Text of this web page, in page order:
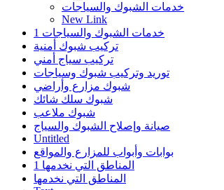
خدمات الشبوك والسياجات
New Link
خدمات الشبوك والسياجات 1
تركيب شبوك أمنية
تركيب سياج أمني
توريد وتركيب شبوك وسياجات
شبوك مزارع وأراضي
شبوك سلك شائك
شبوك ملاعب
صيانة وإصلاح الشبوك والسياج
Untitled
بوابات وأبواب للمزارع والمواقع
المناطق التي نخدمها 1
المناطق التي نخدمها